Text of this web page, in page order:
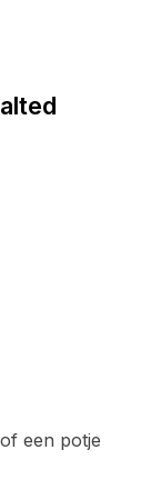
een potje